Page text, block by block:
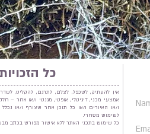
כל
אין להעתיק, לשכפל, לצלם, לתרגם, להקליט,
אמצעי מכני, דיגיטלי, אופטי, מגנטי ו/או אחר –
ו/או האיורים ו/או כל תוכן אחר שצורף ו/או
לשימוש מסחרי.
כל שימוש בתכני האתר ללא אישור מפורש בכתב